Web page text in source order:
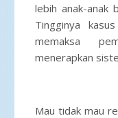
lebih anak-anak
Tingginya
memaksa
menerapkan
Mau tidak mau